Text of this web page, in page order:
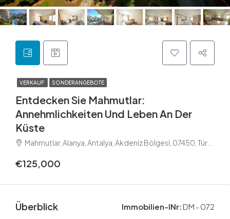
VERKAUF SONDERANGEBOTE
Entdecken Sie Mahmutlar:
Annehmlichkeiten Und Leben An Der
Küste
Mahmutlar, Alanya, Antalya, Akdeniz Bölgesi, 07450, Türkiye
€125,000
Überblick Immobilien-INr: DM - 072